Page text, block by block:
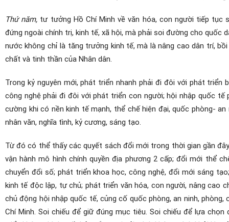
Thứ năm, tư tưởng Hồ Chí Minh về văn hóa, con người tiếp tục
đứng ngoài chính trị, kinh tế, xã hội, mà phải soi đường cho
nước không chỉ là tăng trưởng kinh tế, mà là nâng cao dân trí,
chất và tinh thần của Nhân dân.
Trong kỷ nguyên mới, phát triển nhanh phải đi đôi với phát
công nghệ phải đi đôi với phát triển con người; hội nhập quốc
cường khi có nền kinh tế mạnh, thể chế hiện đại, quốc phòng-
nhân văn, nghĩa tình, kỷ cương, sáng tạo.
Từ đó có thể thấy các quyết sách đổi mới trong thời gian gần
vận hành mô hình chính quyền địa phương 2 cấp; đổi mới thể
chuyển đổi số; phát triển khoa học, công nghệ, đổi mới sáng
kinh tế độc lập, tự chủ; phát triển văn hóa, con người, nâng cao
chủ động hội nhập quốc tế, củng cố quốc phòng, an ninh,
Chí Minh. Soi chiếu để giữ đúng mục tiêu. Soi chiếu để lựa